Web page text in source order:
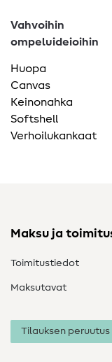
Vahvoihin
ompeluideioihin
Huopa
Canvas
Keinonahka
Softshell
Verhoilukankaat
Maksu ja
Toimitustiedot
Maksutavat
Tilauksen peruutus